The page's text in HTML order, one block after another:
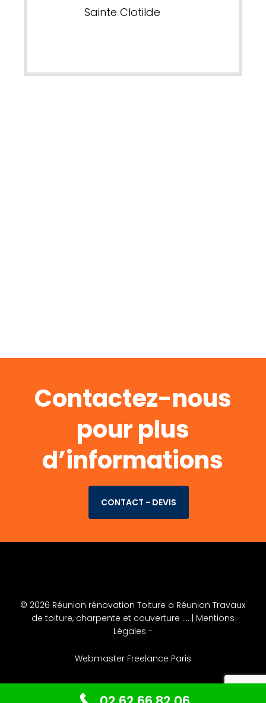
Sainte Clotilde
Contactez-nous
pour plus
d’informations
CONTACT - DEVIS
© 2026 Réunion rénovation Toiture a Réunion Travaux
de toiture, charpente et couverture .... | Mentions
Légales -
Webmaster Freelance Paris